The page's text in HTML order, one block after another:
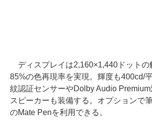
ディスプレイは2,160×1,440ドットの
85%の色再現率を実現。輝度も400cd/
紋認証センサーやDolby Audio
スピーカーも装備する。オプションで
のMate Penを利用できる。